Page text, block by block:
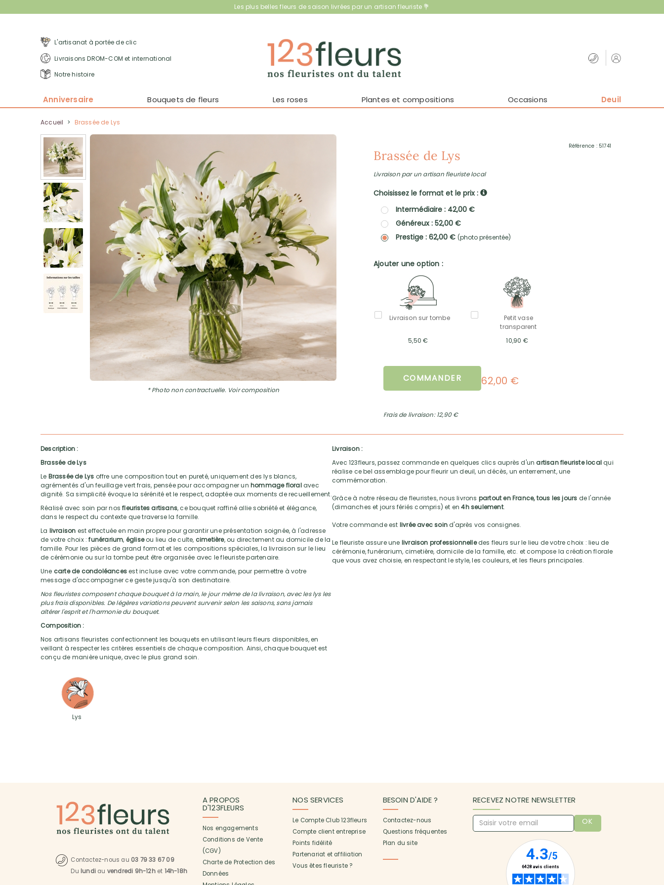
Les plus belles fleurs de saison livrées par un artisan fleuriste 💐
L'artisanat à portée de clic
Livraisons DROM-COM et international
Notre histoire
Anniversaire Bouquets de fleurs Les roses Plantes et compositions Occasions Deuil
Accueil > Brassée de Lys
* Photo non contractuelle. Voir composition
Référence : 51741
Brassée de Lys
Livraison par un artisan fleuriste local
Choisissez le format et le prix :
Intermédiaire : 42,00 €
Généreux : 52,00 €
Prestige : 62,00 € (photo présentée)
Ajouter une option :
Livraison sur tombe
5,50 €
Petit vase
transparent
10,90 €
COMMANDER 62,00 €
Frais de livraison: 12,90 €
Description :
Brassée de Lys
Le Brassée de Lys offre une composition tout en pureté, uniquement des lys blancs,
agrémentés d'un feuillage vert frais, pensée pour accompagner unhommage floralavec
dignité. Sa simplicité évoque la sérénité et le respect, adaptée aux moments de recueillement.
Réalisé avec soin par nosfleuristes artisans, ce bouquet raffiné allie sobriété et élégance,
dans le respect du contexte que traverse la famille.
La livraison est effectuée en main propre pour garantir une présentation soignée, à l'adresse
de votre choix :funérarium, égliseou lieu de culte, cimetière, ou directement au domicile de la
famille. Pour les pièces de grand format et les compositions spéciales, la livraison sur le lieu
de cérémonie ou sur la tombe peut être organisée avec le fleuriste partenaire.
Une carte de condoléancesest incluse avec votre commande, pour permettre à votre
message d'accompagner ce geste jusqu'à son destinataire.
Nos fleuristes composent chaque bouquet à la main, le jour même de la livraison, avec les lys les
plus frais disponibles. De légères variations peuvent survenir selon les saisons, sans jamais
altérer l'esprit et l'harmonie du bouquet.
Composition :
Nos artisans fleuristes confectionnent les bouquets en utilisant leurs fleurs disponibles, en
veillant à respecter les critères essentiels de chaque composition. Ainsi, chaque bouquet est
conçu de manière unique, avec le plus grand soin.
Lys
Livraison :
Avec 123fleurs, passez commande en quelques clics auprès d'un artisan fleuriste localqui
réalise ce bel assemblage pour fleurir un deuil, un décès, un enterrement, une
commémoration.
Grâce à notre réseau de fleuristes, nous livrons partout en France, tous les jours de l'année
(dimanches et jours fériés compris) et en4h seulement.
Votre commande est livrée avec soind'après vos consignes.
Le fleuriste assure une livraison professionnelledes fleurs sur le lieu de votre choix : lieu de
cérémonie, funérarium, cimetière, domicile de la famille, etc. et compose la création florale
que vous avez choisie, en respectant le style, les couleurs, et les fleurs principales.
Contactez-nous au 03 79 33 67 09
Du lundi au vendredi 9h-12het 14h-18h
A PROPOS
D'123FLEURS
Nos engagements
Conditions de Vente
(CGV)
Charte de Protection des
Données
NOS SERVICES
Le Compte Club 123fleurs
Compte client entreprise
Points fidélité
Partenariat et affiliation
Vous êtes fleuriste ?
BESOIN D'AIDE ?
Contactez-nous
Questions fréquentes
Plan du site
RECEVEZ NOTRE NEWSLETTER
OK